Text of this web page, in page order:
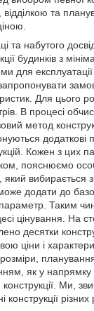
та
та набутого
будинків з
для
Для цього
В процесі
метод
додаткові
Кожен з цих
пояснюємо
який вибирається
додати до
Таким
цінування. На
десятки
ціни і
як у напрямку
Ми,
різних